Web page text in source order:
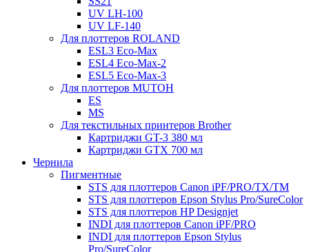
UV LH-100
UV LF-140
Для плоттеров ROLAND
ESL3 Eco-Max
ESL4 Eco-Max-2
ESL5 Eco-Max-3
Для плоттеров MUTOH
ES
MS
Для текстильных принтеров Brother
Картриджи GT-3 380 мл
Картриджи GTX 700 мл
Чернила
Пигментные
STS для плоттеров Canon iPF/PRO/TX/ТМ
STS для плоттеров Epson Stylus Pro/SureColor
STS для плоттеров HP Designjet
INDI для плоттеров Canon iPF/PRO
INDI для плоттеров Epson Stylus
Pro/SureColor